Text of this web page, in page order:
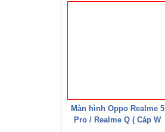
Màn hình Oppo Realme 5
Pro / Realme Q ( Cáp W